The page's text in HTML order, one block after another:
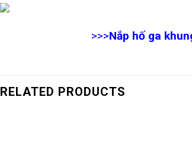
>>>Nắp hố ga
RELATED PRODUCTS